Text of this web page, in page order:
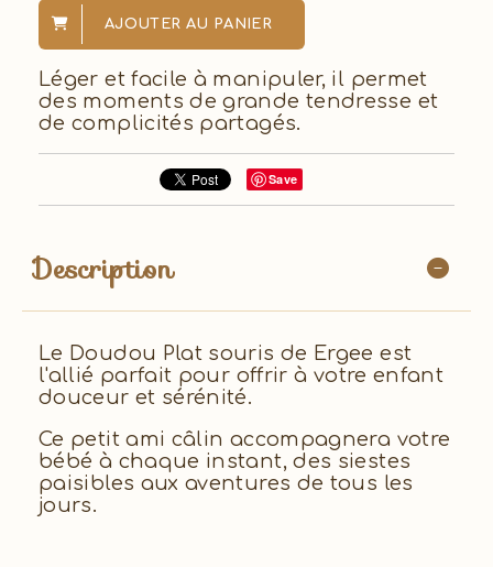
AJOUTER AU PANIER
Léger et facile à manipuler, il permet
des moments de grande tendresse et
de complicités partagés.
Save
Description
Le Doudou Plat souris de Ergee est
l'allié parfait pour offrir à votre enfant
douceur et sérénité.
Ce petit ami câlin accompagnera votre
bébé à chaque instant, des siestes
paisibles aux aventures de tous les
jours.